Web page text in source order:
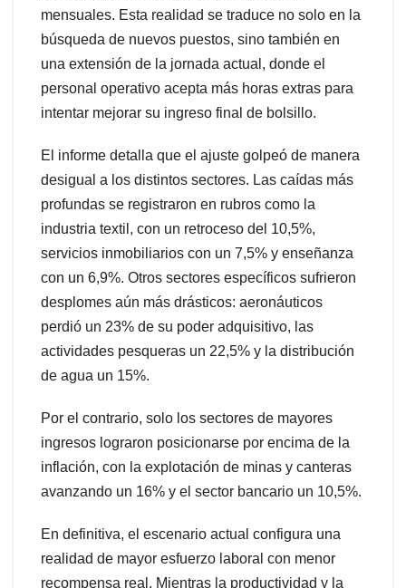
mensuales. Esta realidad se traduce no solo en la
búsqueda de nuevos puestos, sino también en
una extensión de la jornada actual, donde el
personal operativo acepta más horas extras para
intentar mejorar su ingreso final de bolsillo.
El informe detalla que el ajuste golpeó de manera
desigual a los distintos sectores. Las caídas más
profundas se registraron en rubros como la
industria textil, con un retroceso del 10,5%,
servicios inmobiliarios con un 7,5% y enseñanza
con un 6,9%. Otros sectores específicos sufrieron
desplomes aún más drásticos: aeronáuticos
perdió un 23% de su poder adquisitivo, las
actividades pesqueras un 22,5% y la distribución
de agua un 15%.
Por el contrario, solo los sectores de mayores
ingresos lograron posicionarse por encima de la
inflación, con la explotación de minas y canteras
avanzando un 16% y el sector bancario un 10,5%.
En definitiva, el escenario actual configura una
realidad de mayor esfuerzo laboral con menor
recompensa real. Mientras la productividad y la